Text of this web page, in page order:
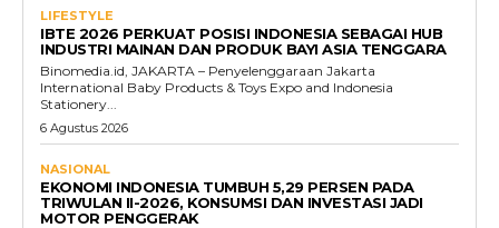
LIFESTYLE
IBTE 2026 PERKUAT POSISI INDONESIA SEBAGAI HUB
INDUSTRI MAINAN DAN PRODUK BAYI ASIA TENGGARA
Binomedia.id, JAKARTA – Penyelenggaraan Jakarta
International Baby Products & Toys Expo and Indonesia
Stationery...
6 Agustus 2026
NASIONAL
EKONOMI INDONESIA TUMBUH 5,29 PERSEN PADA
TRIWULAN II-2026, KONSUMSI DAN INVESTASI JADI
MOTOR PENGGERAK